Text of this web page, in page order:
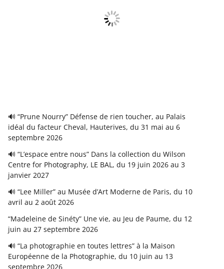
🔊 “Prune Nourry” Défense de rien toucher, au Palais
idéal du facteur Cheval, Hauterives, du 31 mai au 6
septembre 2026
🔊 “L’espace entre nous” Dans la collection du Wilson
Centre for Photography, LE BAL, du 19 juin 2026 au 3
janvier 2027
🔊 “Lee Miller” au Musée d’Art Moderne de Paris, du 10
avril au 2 août 2026
“Madeleine de Sinéty” Une vie, au Jeu de Paume, du 12
juin au 27 septembre 2026
🔊 “La photographie en toutes lettres” à la Maison
Européenne de la Photographie, du 10 juin au 13
septembre 2026